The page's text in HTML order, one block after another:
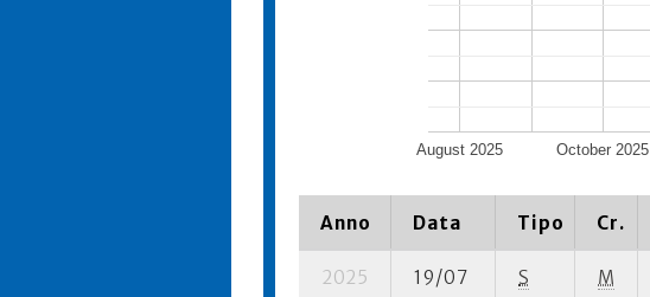
August 2025 October 2025
Anno Data Tipo Cr.
2025 19/07 S M